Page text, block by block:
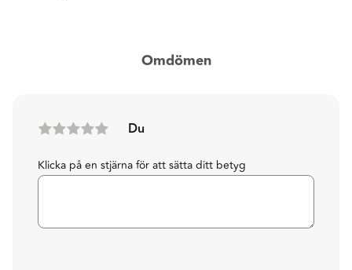
Omdömen
Du
Klicka på en stjärna för att sätta ditt betyg